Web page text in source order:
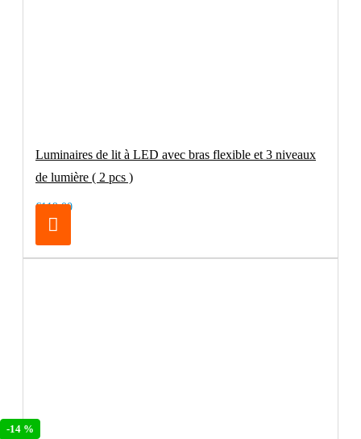
-14 %
Luminaires de lit à LED avec bras flexible et 3 niveaux
de lumière ( 2 pcs )
€119.00